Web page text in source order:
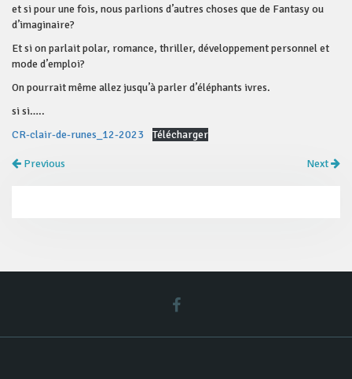
et si pour une fois, nous parlions d’autres choses que de Fantasy ou
d’imaginaire?
Et si on parlait polar, romance, thriller, développement personnel et
mode d’emploi?
On pourrait même allez jusqu’à parler d’éléphants ivres.
si si…..
CR-clair-de-runes_12-2023
Télécharger
Previous Next